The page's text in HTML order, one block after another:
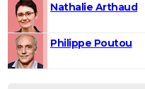
Nathalie Arthaud
Philippe Poutou